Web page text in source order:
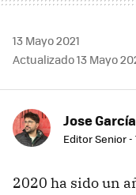
13 Mayo 2021
Actualizado 13 Mayo
Jose García
Editor Senior -
2020 ha sido un